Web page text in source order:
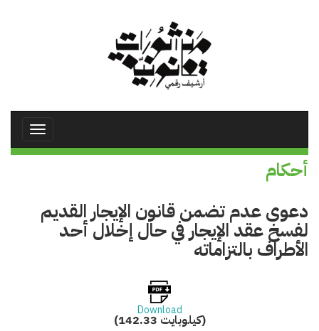
Toggle
أحكام
دعوى عدم تضمن قانون الإيجار القديم
لفسخ عقد الإيجار في حال إخلال أحد
الأطراف بالتزاماته
Download
(142.33 كيلوبايت)